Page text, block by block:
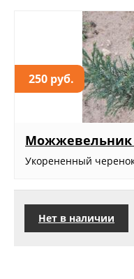
250 руб.
Укорененный
Нет в наличии